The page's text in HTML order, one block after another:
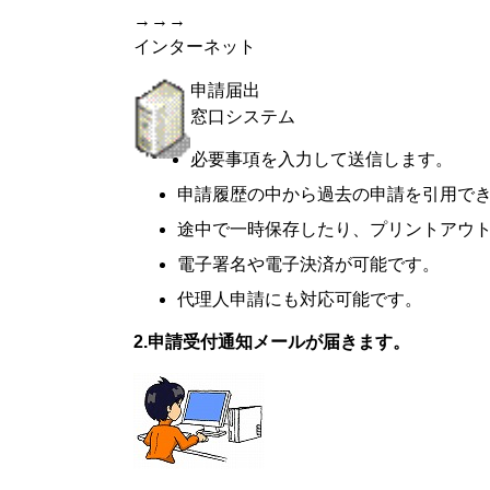
→→→
インターネット
申請届出
窓口システム
必要事項を入力して送信します。
申請履歴の中から過去の申請を引用でき
途中で一時保存したり、プリントアウ
電子署名や電子決済が可能です。
代理人申請にも対応可能です。
2.申請受付通知メールが届きます。